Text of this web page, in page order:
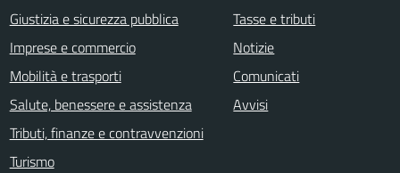
Giustizia e sicurezza pubblica
Imprese e commercio
Mobilità e trasporti
Salute, benessere e assistenza
Tributi, finanze e contravvenzioni
Turismo
Tasse e tributi
Notizie
Comunicati
Avvisi